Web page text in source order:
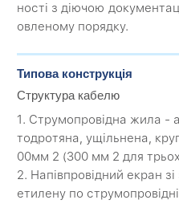
ності з діючою
овленому порядку.
Типова конструкція
Структура кабелю
1. Струмопровідна жила -
тодротяна, ущільнена,
00мм 2 (300 мм 2 для
2. Напівпровідний екран
етилену по